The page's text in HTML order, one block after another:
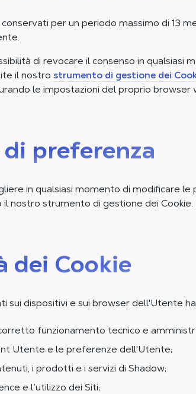
per un periodo massimo di 13
di revocare il consenso in qualsiasi
il nostro strumento di gestione dei
le impostazioni del proprio browser
di preferenza
in qualsiasi momento di modificare
il nostro strumento di gestione dei Cookie.
dei Cookie
sui dispositivi e sui browser dell'Utente
funzionamento tecnico e
Utente e le preferenze dell'Utente;
i prodotti e i servizi di Shadow;
e l’utilizzo dei Siti;